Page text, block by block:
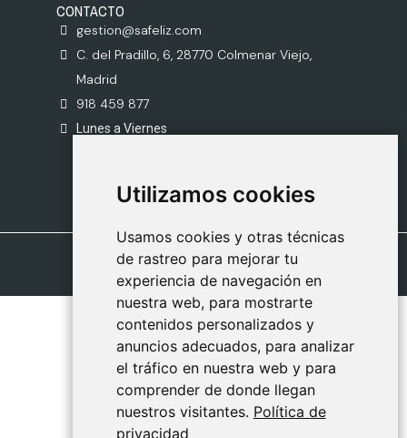
Utilizamos cookies
Usamos cookies y otras técnicas
de rastreo para mejorar tu
experiencia de navegación en
nuestra web, para mostrarte
contenidos personalizados y
anuncios adecuados, para analizar
el tráfico en nuestra web y para
comprender de donde llegan
nuestros visitantes. Política de
privacidad
Utilizamos cookies
Usamos cookies y otras técnicas
de rastreo para mejorar tu
experiencia de navegación en
nuestra web, para mostrarte
contenidos personalizados y
anuncios adecuados, para analizar
el tráfico en nuestra web y para
comprender de donde llegan
nuestros visitantes. Política de
privacidad
CONTACTO
gestion@safeliz.com
C. del Pradillo, 6, 28770 Colmenar Viejo,
Madrid
918 459 877
Lunes a Viernes